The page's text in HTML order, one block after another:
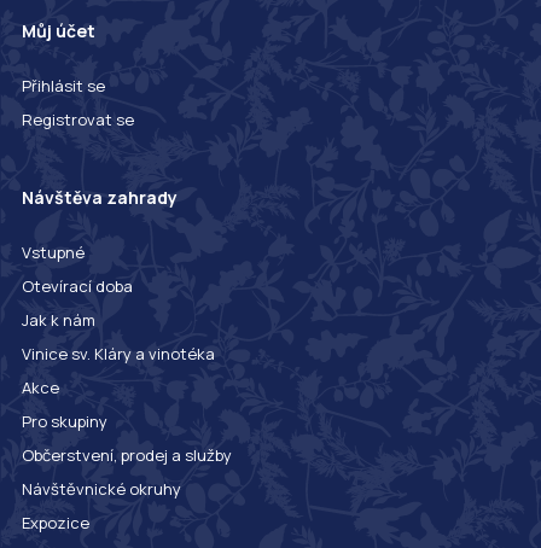
Můj účet
Přihlásit se
Registrovat se
Návštěva zahrady
Vstupné
Otevírací doba
Jak k nám
Vinice sv. Kláry a vinotéka
Akce
Pro skupiny
Občerstvení, prodej a služby
Návštěvnické okruhy
Expozice